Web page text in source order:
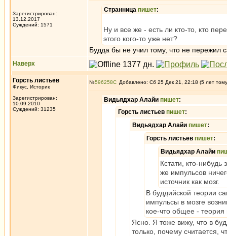
Зарегистрирован:
13.12.2017
Суждений: 1571
Странница пишет:
Ну и все же - есть ли кто-то, кто
этого кого-то уже нет?
Будда бы не учил тому, что не пережил
Наверх
Горсть листьев
Фикус, Историк
Зарегистрирован:
10.09.2010
Суждений: 31235
№596258 Добавлено: Сб 25 Дек 21, 22:18 (5 лет
Видьядхар Алайи пишет:
Горсть листьев пишет:
Видьядхар Алайи пишет:
Горсть листьев пишет:
Видьядхар Алайи
Кстати, кто-
же импульсов
источник как мозг.
В буддийской теории
импульсы в мозге
кое-что общее - теория
Ясно. Я тоже вижу, что в
только, почему считается,